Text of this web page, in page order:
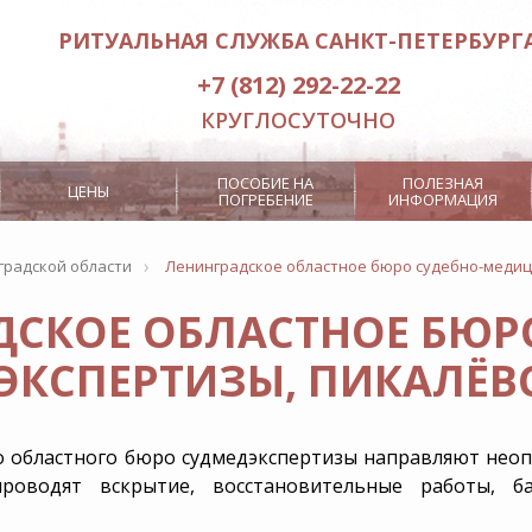
РИТУАЛЬНАЯ СЛУЖБА САНКТ-
+7 (812) 292-22-22
КРУГЛОСУТОЧНО
Заказ ритуального лифта
Кремация
Место на кладбище
Отпевание
3000
RITUAL.RU
Похороны
ЦЕНЫ ПОСОБИЕ НА
ПОГРЕБЕНИЕ
ПОЛЕЗНАЯ
ИНФОРМАЦИЯ
области › Ленинградское областное бюро судебно-
ОБЛАСТНОЕ
областного бюро судмедэкспертизы направляют
вскрытие, восстановительные работы,